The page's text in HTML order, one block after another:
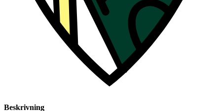
Beskrivning